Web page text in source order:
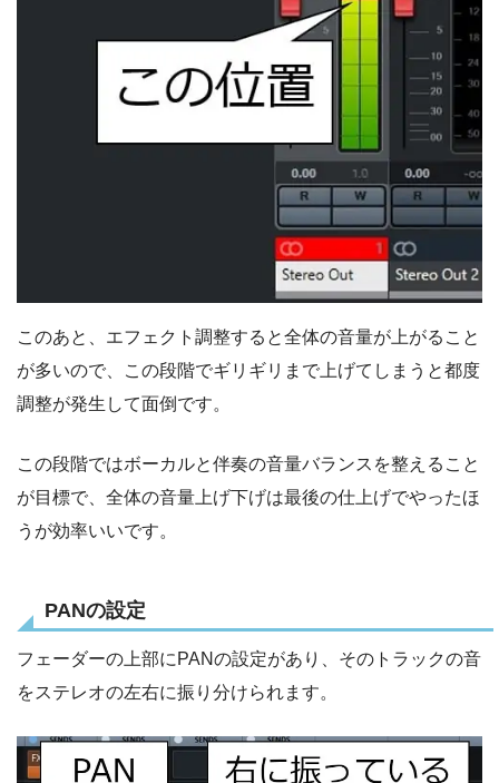
このあと、エフェクト調整すると全体の音量が上がること
が多いので、この段階でギリギリまで上げてしまうと都度
調整が発生して面倒です。
この段階ではボーカルと伴奏の音量バランスを整えること
が目標で、全体の音量上げ下げは最後の仕上げでやったほ
うが効率いいです。
PANの設定
フェーダーの上部にPANの設定があり、そのトラックの音
をステレオの左右に振り分けられます。